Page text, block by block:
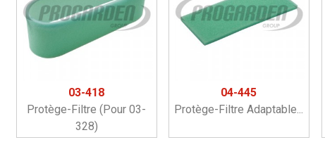
03-418
Protège-Filtre (pour 03-
328)
04-445
Protège-Filtre Adaptable...